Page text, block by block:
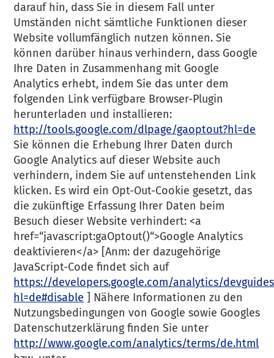
darauf hin, dass Sie in diesem Fall unter
Umständen nicht sämtliche Funktionen dieser
Website vollumfänglich nutzen können. Sie
können darüber hinaus verhindern, dass Google
Ihre Daten in Zusammenhang mit Google
Analytics erhebt, indem Sie das unter dem
folgenden Link verfügbare Browser-Plugin
herunterladen und installieren:
http://tools.google.com/dlpage/gaoptout?hl=de
Sie können die Erhebung Ihrer Daten durch
Google Analytics auf dieser Website auch
verhindern, indem Sie auf untenstehenden Link
klicken. Es wird ein Opt-Out-Cookie gesetzt, das
die zukünftige Erfassung Ihrer Daten beim
Besuch dieser Website verhindert: <a
href=“javascript:gaOptout()“>Google Analytics
deaktivieren</a> [Anm: der dazugehörige
JavaScript-Code findet sich auf
https://developers.google.com/analytics/
hl=de#disable ] Nähere Informationen zu den
Nutzungsbedingungen von Google sowie Googles
Datenschutzerklärung finden Sie unter
http://www.google.com/analytics/terms/de.html